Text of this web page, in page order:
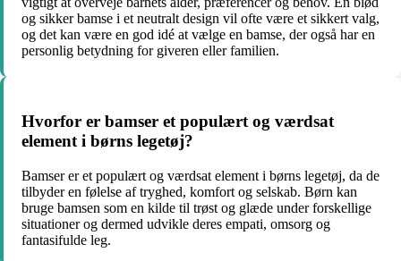
og sikker bamse i et neutralt design vil ofte være et sikkert valg,
og det kan være en god idé at vælge en bamse, der også har en
personlig betydning for giveren eller familien.
Hvorfor er bamser et populært og værdsat
element i børns legetøj?
Bamser er et populært og værdsat element i børns legetøj, da de
tilbyder en følelse af tryghed, komfort og selskab. Børn kan
bruge bamsen som en kilde til trøst og glæde under forskellige
situationer og dermed udvikle deres empati, omsorg og
fantasifulde leg.